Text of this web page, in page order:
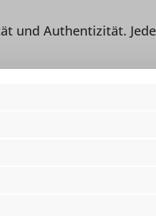
und Authentizität.
oder
Volkskunst GmbH
und
sich bringt.